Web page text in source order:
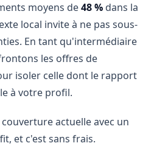
moyens de48 % dans la
local invite à ne pas sous-
En tant qu'intermédiaire
les offres de
isoler celle dont le rapport
à votre profil.
actuelle avec un
et c'est sans frais.